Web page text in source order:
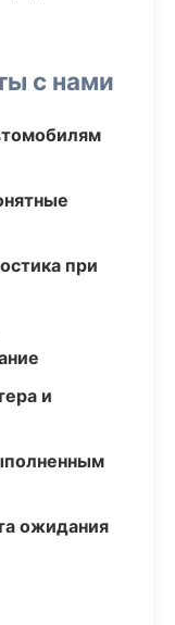
с нами
при
и
ожидания